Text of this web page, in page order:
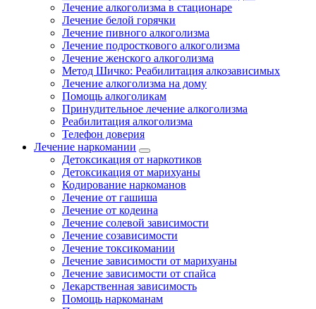
Лечение алкоголизма в стационаре
Лечение белой горячки
Лечение пивного алкоголизма
Лечение подросткового алкоголизма
Лечение женского алкоголизма
Метод Шичко: Реабилитация алкозависимых
Лечение алкоголизма на дому
Помощь алкоголикам
Принудительное лечение алкоголизма
Реабилитация алкоголизма
Телефон доверия
Лечение наркомании
Детоксикация от наркотиков
Детоксикация от марихуаны
Кодирование наркоманов
Лечение от гашиша
Лечение от кодеина
Лечение солевой зависимости
Лечение созависимости
Лечение токсикомании
Лечение зависимости от марихуаны
Лечение зависимости от спайса
Лекарственная зависимость
Помощь наркоманам